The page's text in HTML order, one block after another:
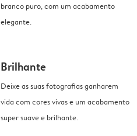
branco puro, com um acabamento
elegante.
Brilhante
Deixe as suas fotografias ganharem
vida com cores vivas e um acabamento
super suave e brilhante.